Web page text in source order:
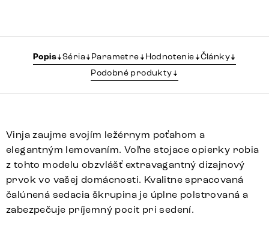
Popis Séria Parametre Hodnotenie
Články
Podobné produkty
Vinja zaujme svojím ležérnym poťahom a
elegantným lemovaním. Voľne stojace opierky robia
z tohto modelu obzvlášť extravagantný dizajnový
prvok vo vašej domácnosti. Kvalitne spracovaná
čalúnená sedacia škrupina je úplne polstrovaná a
zabezpečuje príjemný pocit pri sedení.